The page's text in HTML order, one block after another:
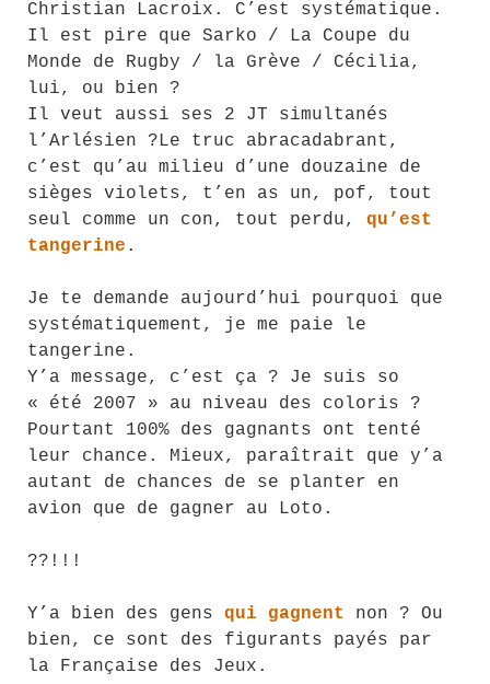
Christian Lacroix. C’est systématique.
Il est pire que Sarko / La Coupe du
Monde de Rugby / la Grève / Cécilia,
lui, ou bien ?
Il veut aussi ses 2 JT simultanés
l’Arlésien ?Le truc abracadabrant,
c’est qu’au milieu d’une douzaine de
sièges violets, t’en as un, pof, tout
seul comme un con, tout perdu, qu’est
tangerine .
Je te demande aujourd’hui pourquoi que
systématiquement, je me paie le
tangerine.
Y’a message, c’est ça ? Je suis so
« été 2007 » au niveau des coloris ?
Pourtant 100% des gagnants ont tenté
leur chance. Mieux, paraîtrait que y’a
autant de chances de se planter en
avion que de gagner au Loto.
??!!!
Y’a bien des gens qui gagnent
non ? Ou
bien, ce sont des figurants payés par
la Française des Jeux.